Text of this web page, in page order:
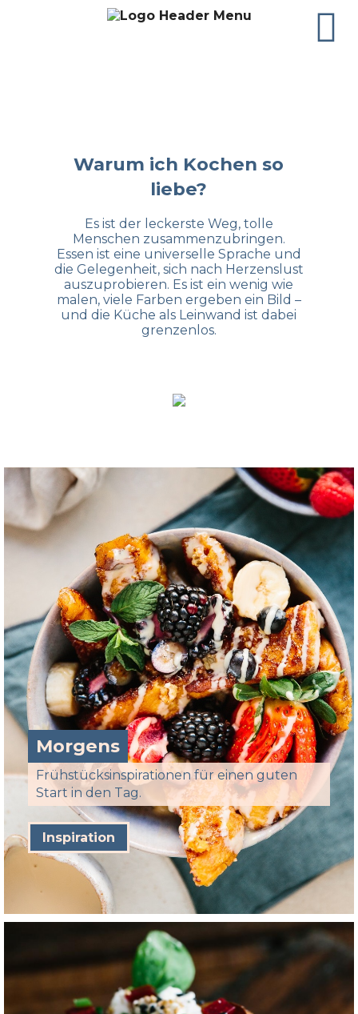
Warum ich Kochen so
liebe?
Es ist der leckerste Weg, tolle
Menschen zusammenzubringen.
Essen ist eine universelle Sprache und
die Gelegenheit, sich nach Herzenslust
auszuprobieren. Es ist ein wenig wie
malen, viele Farben ergeben ein Bild –
und die Küche als Leinwand ist dabei
grenzenlos.
Morgens
Frühstücksinspirationen für einen guten
Start in den Tag.
Inspiration